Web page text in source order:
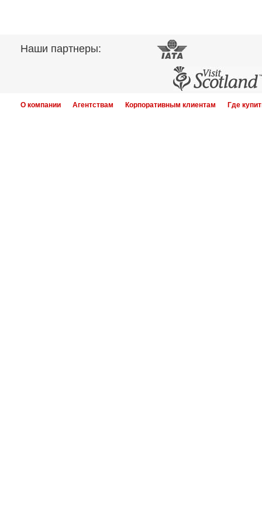
Наши партнеры:
О компании Агентствам Корпоративным клиентам Где